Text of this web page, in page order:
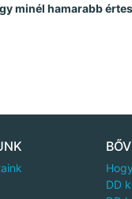
minél hamarabb
DD